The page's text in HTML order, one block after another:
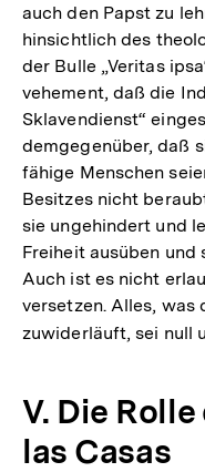
auch den Papst zu
hinsichtlich des
der Bulle „Veritas
vehement, daß die
Sklavendienst“
demgegenüber, daß
fähige Menschen
Besitzes nicht
sie ungehindert und
Freiheit ausüben und
Auch ist es nicht
versetzen. Alles, was
zuwiderläuft, sei null
V. Die
las Casas